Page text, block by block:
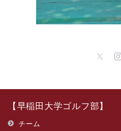
【早稲田大学ゴルフ部】
チーム